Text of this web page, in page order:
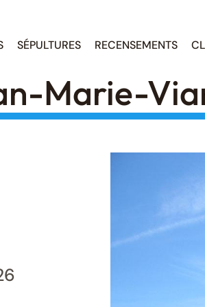
SÉPULTURES RECENSEMENTS
Marie-